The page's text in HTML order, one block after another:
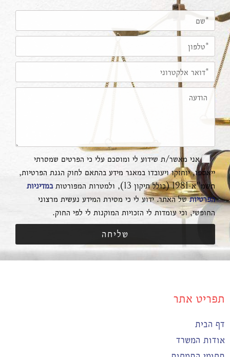
אני מאשר/ת שידוע לי ומוסכם עלי כי הפרטים שמסרתי
ייאספו, יוחזקו ויעובדו במאגר מידע בהתאם לחוק הגנת הפרטיות,
תשמ"א-1981 (כולל תיקון 13), ולמטרות המפורטות
במדיניות
הפרטיותשל האתר. ידוע לי כי מסירת המידע נעשית מרצוני
החופשי, וכי עומדות לי הזכויות המוקנות לי לפי החוק.
שליחה
תפריט אתר
דף הבית
אודות המשרד